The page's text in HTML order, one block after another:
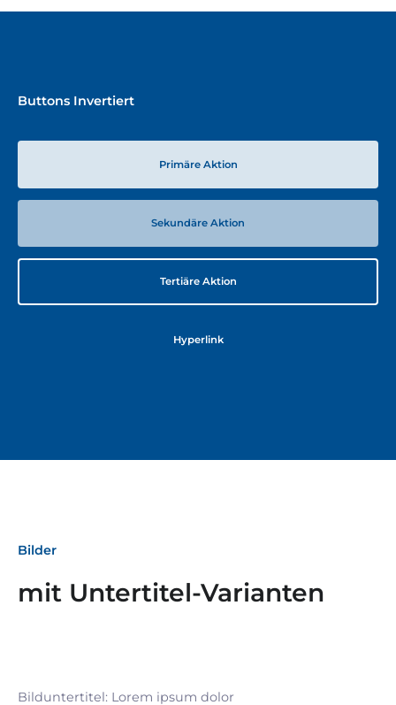
Buttons Invertiert
Primäre Aktion
Sekundäre Aktion
Tertiäre Aktion
Hyperlink
Bilder
mit Untertitel-Varianten
Bilduntertitel: Lorem ipsum dolor